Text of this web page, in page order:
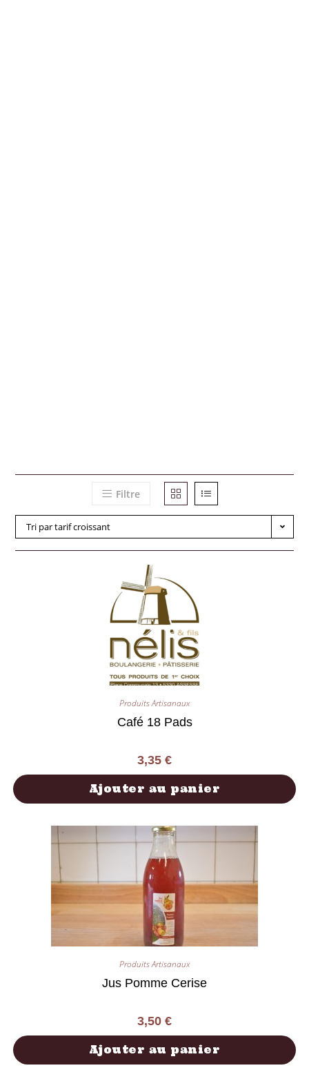
Filtre
Tri par tarif croissant
Produits Artisanaux
Café 18 Pads
3,35 €
Ajouter au panier
Produits Artisanaux
Jus Pomme Cerise
3,50 €
Ajouter au panier